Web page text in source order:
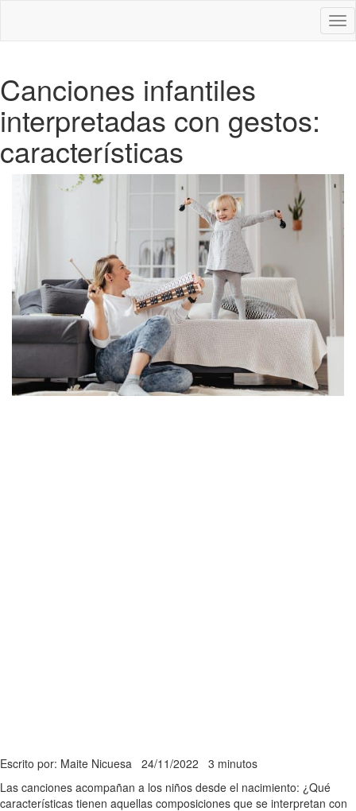
Canciones infantiles
interpretadas con gestos:
características
Escrito por: Maite Nicuesa 24/11/2022 3 minutos
Las canciones acompañan a los niños desde el nacimiento: ¿Qué
características tienen aquellas composiciones que se interpretan con